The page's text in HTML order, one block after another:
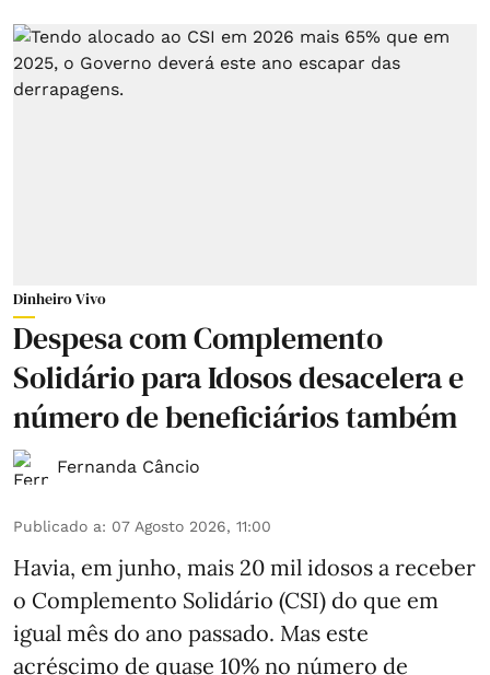
Dinheiro Vivo
Despesa com Complemento
Solidário para Idosos desacelera e
número de beneficiários também
Fernanda Câncio
Publicado a: 07 Agosto 2026, 11:00
Havia, em junho, mais 20 mil idosos a receber
o Complemento Solidário (CSI) do que em
igual mês do ano passado. Mas este
acréscimo de quase 10% no número de